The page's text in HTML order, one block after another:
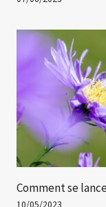
Comment se
10/05/2023